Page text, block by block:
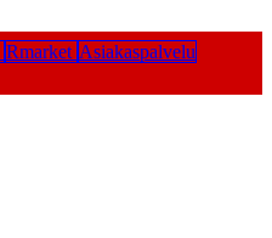
Rmarket Asiakaspalvelu